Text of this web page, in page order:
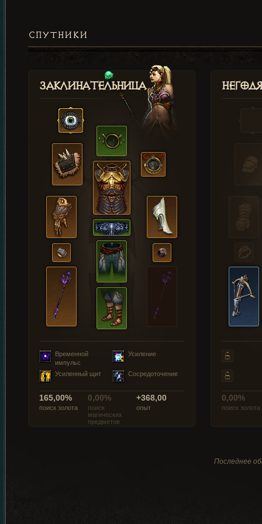
СПУТНИКИ
Заклинательница
Временной
импульс
Усиление
Усиленный щит Сосредоточение
165,00%
поиск золота
0,00%
поиск
магических
предметов
+368,00
опыт
0,00%
поиск золота
Последнее